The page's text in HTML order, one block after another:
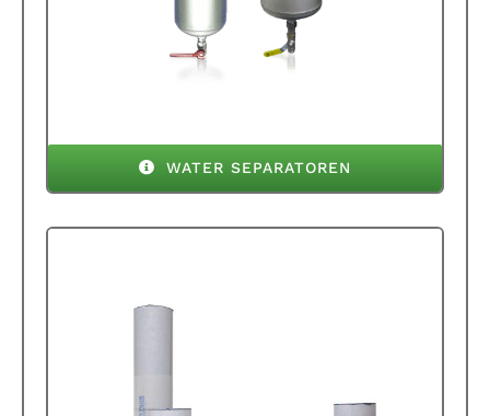
WATER SEPARATOREN